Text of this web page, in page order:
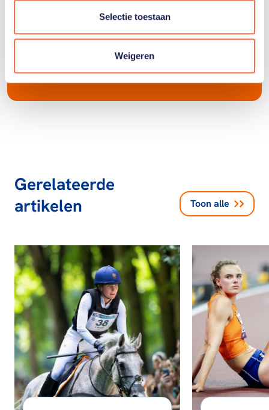
Selectie toestaan
Weigeren
Gerelateerde
artikelen
Toon alle